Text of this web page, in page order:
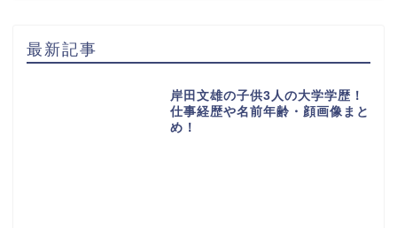
最新記事
岸田文雄の子供3人の大学学歴！
仕事経歴や名前年齢・顔画像まと
め！